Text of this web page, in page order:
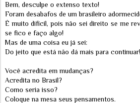
Bem, desculpe o extenso texto!
Foram desabafos de um brasileiro
É muito difícil, pois não sei direito se me
se fico e faço algo!
Mas de uma coisa eu já sei:
Do jeito que está não dá mais para continuar!
Você acredita em mudanças?
Acredita no Brasil?
Como seria isso?
Coloque na mesa seus pensamentos.